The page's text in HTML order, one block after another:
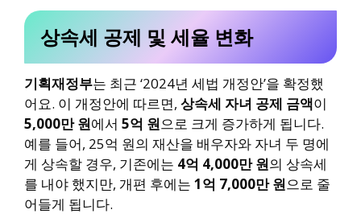
상속세 공제 및 세율 변화
기획재정부는 최근 ‘2024년 세법 개정안’을 확정했
어요. 이 개정안에 따르면, 상속세 자녀 공제 금액이
5,000만 원에서 5억 원으로 크게 증가하게 됩니다.
예를 들어, 25억 원의 재산을 배우자와 자녀 두 명에
게 상속할 경우, 기존에는 4억 4,000만 원의 상속세
를 내야 했지만, 개편 후에는 1억 7,000만 원으로 줄
어들게 됩니다.